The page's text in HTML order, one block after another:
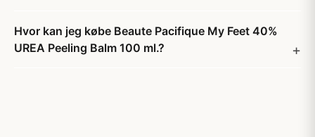
Hvor kan jeg købe Beaute Pacifique My Feet 40%
UREA Peeling Balm 100 ml.?